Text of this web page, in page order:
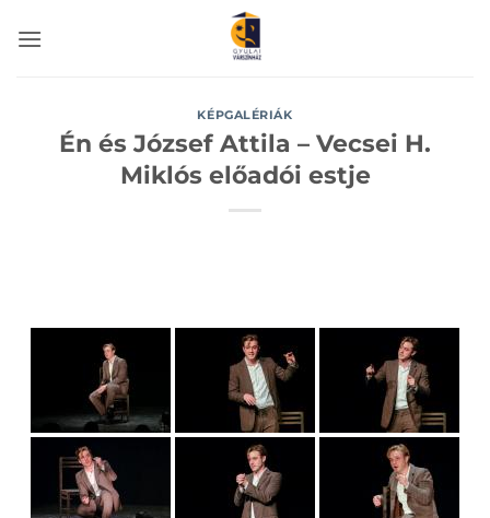
KÉPGALÉRIÁK
Én és József Attila – Vecsei H.
Miklós előadói estje